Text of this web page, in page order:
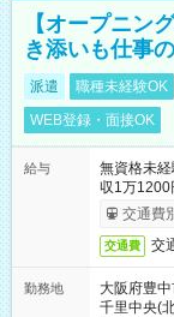
【オープニン
き添いも仕事
派遣 職種未経験OK
WEB登録・面接OK
給与
無資格未
収1万1200
交通費
交通費 交
勤務地
大阪府豊
千里中央(